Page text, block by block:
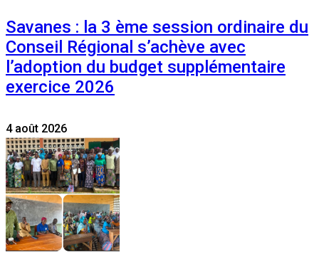
Savanes : la 3 ème session ordinaire du
Conseil Régional s’achève avec
l’adoption du budget supplémentaire
exercice 2026
4 août 2026